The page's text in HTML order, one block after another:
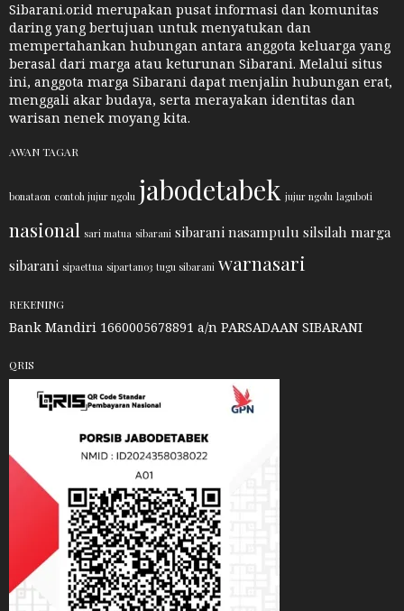
Sibarani.or.id merupakan pusat informasi dan komunitas
daring yang bertujuan untuk menyatukan dan
mempertahankan hubungan antara anggota keluarga yang
berasal dari marga atau keturunan Sibarani. Melalui situs
ini, anggota marga Sibarani dapat menjalin hubungan erat,
menggali akar budaya, serta merayakan identitas dan
warisan nenek moyang kita.
AWAN TAGAR
bonataon contoh jujur ngolu jabodetabek jujur ngolu laguboti
nasional sari matua sibarani sibarani nasampulu silsilah marga
sibarani sipaettua sipartano3 tugu sibarani warnasari
REKENING
Bank Mandiri 1660005678891 a/n PARSADAAN SIBARANI
QRIS